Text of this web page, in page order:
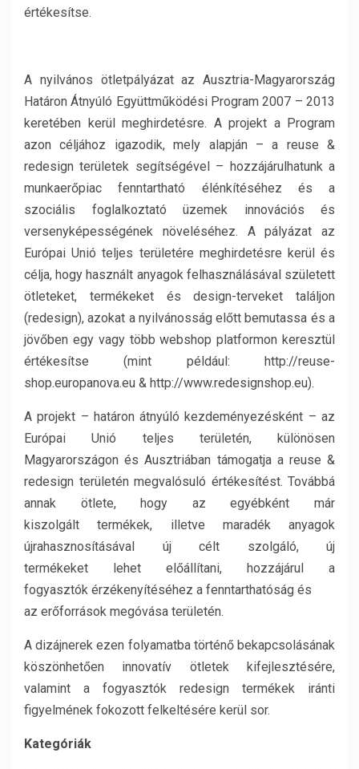
értékesítse.
A nyilvános ötletpályázat az Ausztria-Magyarország
Határon Átnyúló Együttműködési Program 2007 – 2013
keretében kerül meghirdetésre. A projekt a Program
azon céljához igazodik, mely alapján – a reuse &
redesign területek segítségével – hozzájárulhatunk a
munkaerőpiac fenntartható élénkítéséhez és a
szociális foglalkoztató üzemek innovációs és
versenyképességének növeléséhez. A pályázat az
Európai Unió teljes területére meghirdetésre kerül és
célja, hogy használt anyagok felhasználásával született
ötleteket, termékeket és design-terveket találjon
(redesign), azokat a nyilvánosság előtt bemutassa és a
jövőben egy vagy több webshop platformon keresztül
értékesítse (mint például: http://reuse-
shop.europanova.eu & http://www.redesignshop.eu).
A projekt – határon átnyúló kezdeményezésként – az
Európai Unió teljes területén, különösen
Magyarországon és Ausztriában támogatja a reuse &
redesign területén megvalósuló értékesítést. Továbbá
annak ötlete, hogy az egyébként már
kiszolgált termékek, illetve maradék anyagok
újrahasznosításával új célt szolgáló, új
termékeket lehet előállítani, hozzájárul a
fogyasztók érzékenyítéséhez a fenntarthatóság és
az erőforrások megóvása területén.
A dizájnerek ezen folyamatba történő bekapcsolásának
köszönhetően innovatív ötletek kifejlesztésére,
valamint a fogyasztók redesign termékek iránti
figyelmének fokozott felkeltésére kerül sor.
Kategóriák